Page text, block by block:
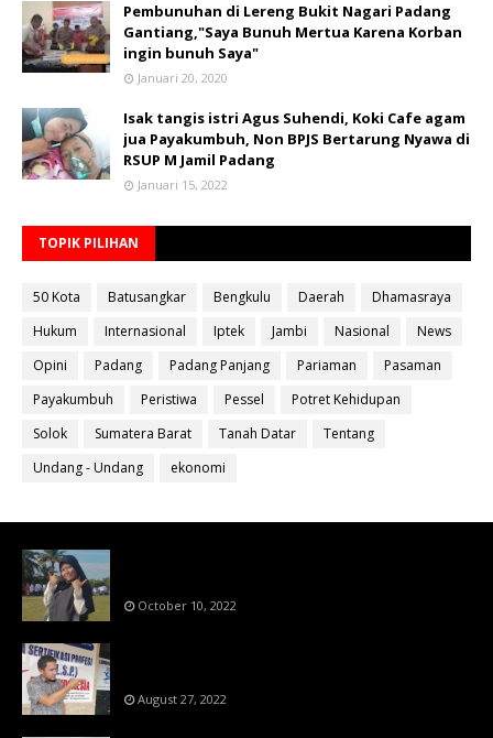
Pembunuhan di Lereng Bukit Nagari Padang
Gantiang,"Saya Bunuh Mertua Karena Korban
ingin bunuh Saya"
Januari 20, 2020
Isak tangis istri Agus Suhendi, Koki Cafe agam
jua Payakumbuh, Non BPJS Bertarung Nyawa di
RSUP M Jamil Padang
Januari 15, 2022
TOPIK PILIHAN
50 Kota Batusangkar Bengkulu Daerah
Dhamasraya
Hukum
Internasional Iptek Jambi Nasional
News
Opini
Padang Padang Panjang Pariaman
Pasaman
Payakumbuh
Peristiwa Pessel
Potret Kehidupan
Solok
Sumatera Barat Tanah Datar
Tentang
Undang - Undang
ekonomi
October 10, 2022
August 27, 2022